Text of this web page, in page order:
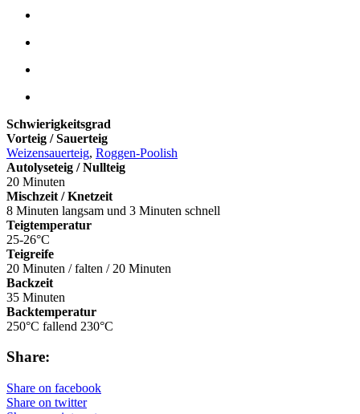
Schwierigkeitsgrad
Vorteig / Sauerteig
Weizensauerteig, Roggen-Poolish
Autolyseteig / Nullteig
20 Minuten
Mischzeit / Knetzeit
8 Minuten langsam und 3 Minuten schnell
Teigtemperatur
25-26°C
Teigreife
20 Minuten / falten / 20 Minuten
Backzeit
35 Minuten
Backtemperatur
250°C fallend 230°C
Share:
Share on facebook
Share on twitter